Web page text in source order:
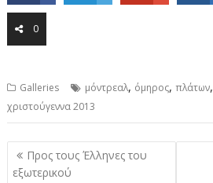
0
Galleries μόντρεαλ, όμηρος,πλάτων,
χριστούγεννα 2013
Post
navigation
Προς τους Έλληνες του
εξωτερικού